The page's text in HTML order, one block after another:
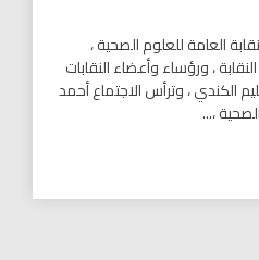
العامة للعلوم الصحية ،
، ورؤساء وأعضاء النقابات
الكندي ، وترأس الاجتماع أحمد
،...